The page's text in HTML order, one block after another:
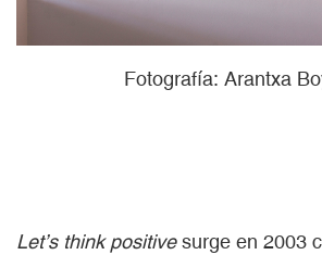
Fotografía: Arantxa
Let’s think positivesurge en 2003